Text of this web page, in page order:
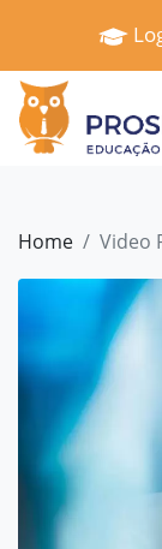
Home
Quem
Cases
Depoimentos
Home Video